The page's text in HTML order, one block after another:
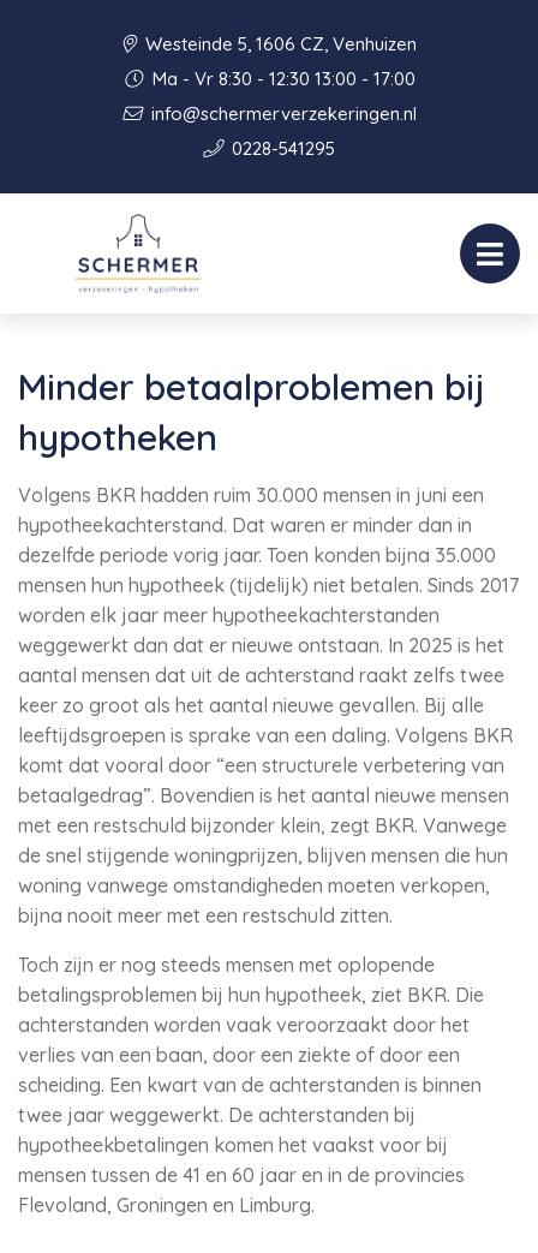
Westeinde 5, 1606 CZ, Venhuizen
Ma - Vr 8:30 - 12:30 13:00 - 17:00
info@schermerverzekeringen.nl
0228-541295
Minder betaalproblemen bij
hypotheken
Volgens BKR hadden ruim 30.000 mensen in juni een
hypotheekachterstand. Dat waren er minder dan in
dezelfde periode vorig jaar. Toen konden bijna 35.000
mensen hun hypotheek (tijdelijk) niet betalen. Sinds 2017
worden elk jaar meer hypotheekachterstanden
weggewerkt dan dat er nieuwe ontstaan. In 2025 is het
aantal mensen dat uit de achterstand raakt zelfs twee
keer zo groot als het aantal nieuwe gevallen. Bij alle
leeftijdsgroepen is sprake van een daling. Volgens BKR
komt dat vooral door “een structurele verbetering van
betaalgedrag”. Bovendien is het aantal nieuwe mensen
met een restschuld bijzonder klein, zegt BKR. Vanwege
de snel stijgende woningprijzen, blijven mensen die hun
woning vanwege omstandigheden moeten verkopen,
bijna nooit meer met een restschuld zitten.
Toch zijn er nog steeds mensen met oplopende
betalingsproblemen bij hun hypotheek, ziet BKR. Die
achterstanden worden vaak veroorzaakt door het
verlies van een baan, door een ziekte of door een
scheiding. Een kwart van de achterstanden is binnen
twee jaar weggewerkt. De achterstanden bij
hypotheekbetalingen komen het vaakst voor bij
mensen tussen de 41 en 60 jaar en in de provincies
Flevoland, Groningen en Limburg.